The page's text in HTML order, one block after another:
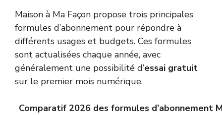
Maison à Ma Façon propose trois principales
formules d’abonnement pour répondre à
différents usages et budgets. Ces formules
sont actualisées chaque année, avec
généralement une possibilité d’essai gratuit
sur le premier mois numérique.
Comparatif 2026 des formules d’abonnement